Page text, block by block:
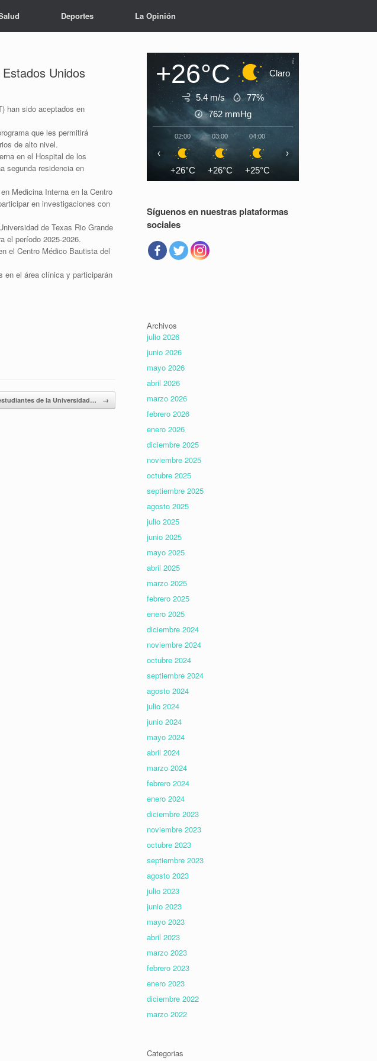
Deportes La Opinión
Unidos
han sido aceptados en
que les permitirá
de alto nivel.
en el Hospital de los
segunda residencia en
Medicina Interna en la Centro
en investigaciones con
de Texas Rio Grande
el período 2025-2026.
el Centro Médico Bautista del
en el área clínica y participarán
de la Universidad… →
+26°C Claro
5.4 m/s
77%
762mmHg
02:00
+26°C
03:00
+26°C
04:00
+25°C
05:00
‹ ›
Síguenos en nuestras plataformas
sociales
Archivos
julio 2026
junio 2026
mayo 2026
abril 2026
marzo 2026
febrero 2026
enero 2026
diciembre 2025
noviembre 2025
octubre 2025
septiembre 2025
agosto 2025
julio 2025
junio 2025
mayo 2025
abril 2025
marzo 2025
febrero 2025
enero 2025
diciembre 2024
noviembre 2024
octubre 2024
septiembre 2024
agosto 2024
julio 2024
junio 2024
mayo 2024
abril 2024
marzo 2024
febrero 2024
enero 2024
diciembre 2023
noviembre 2023
octubre 2023
septiembre 2023
agosto 2023
julio 2023
junio 2023
mayo 2023
abril 2023
marzo 2023
febrero 2023
enero 2023
diciembre 2022
marzo 2022
Categorias